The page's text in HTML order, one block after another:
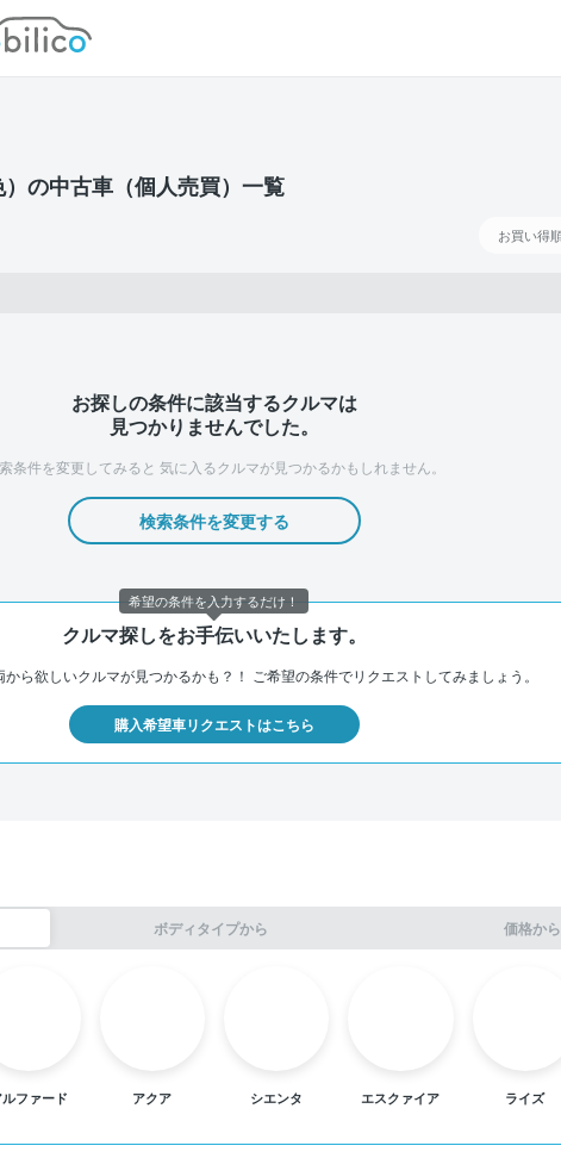
モビリコ
の中古車（個人売買）一覧
お探しの条件に該当するクルマは
見つかりませんでした。
条件を変更してみると 気に入るクルマが見つかるかもしれません。
検索条件を変更する
クルマ探しをお手伝いいたします。
ら欲しいクルマが見つかるかも？！ ご希望の条件でリクエストしてみましょう。
購入希望車リクエストはこちら
ボディタイプから 価格から
ルファード アクア シエンタ エスクァイア ライズ
希望の条件を入力するだけ！